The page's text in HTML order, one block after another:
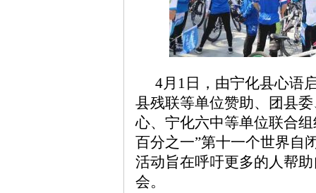
4月1日，由宁化县心语
县残联等单位赞助、团县
心、宁化六中等单位联合
百分之一”第十一个世界自
活动旨在呼吁更多的人帮
会。